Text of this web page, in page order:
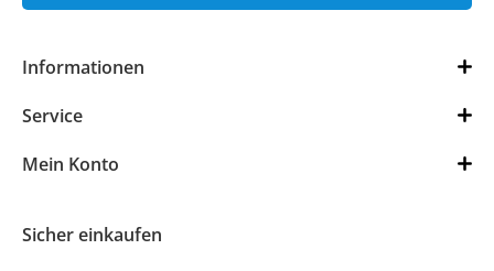
Informationen
Service
Mein Konto
Sicher einkaufen